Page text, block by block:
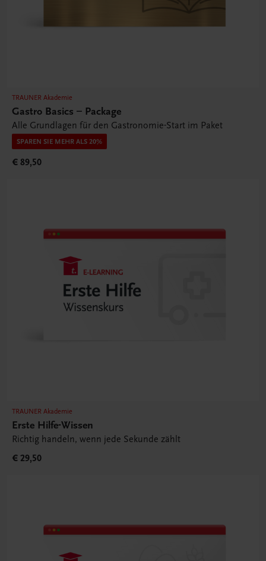
TRAUNER Akademie
Gastro Basics – Package
Alle Grundlagen für den Gastronomie-Start im Paket
SPAREN SIE MEHR ALS 20%
€ 89,50
TRAUNER Akademie
Erste Hilfe-Wissen
Richtig handeln, wenn jede Sekunde zählt
€ 29,50